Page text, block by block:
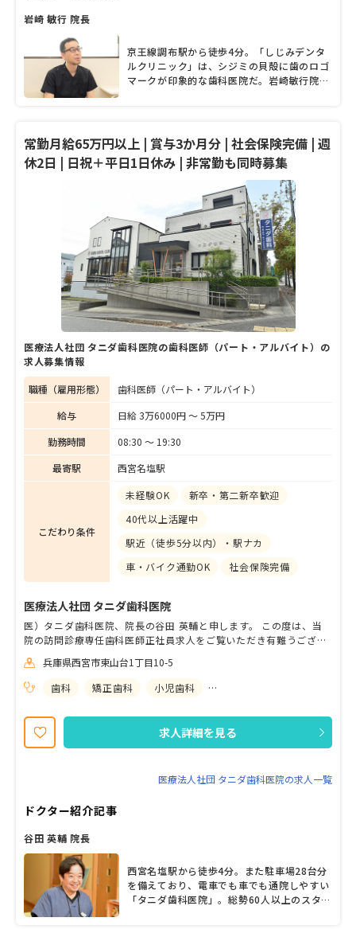
岩崎 敏行 院長
京王線調布駅から徒歩4分。「しじみデンタ
ルクリニック」は、シジミの貝殻に歯のロゴ
マークが印象的な歯科医院だ。岩崎敏行院長
父親の介護経験から、「介護が必要な人やそ
の家族の力になりたかった」と話す岩崎院
長。外来診療でも、障がい者や障がい児の患
者が増えているという。院内はバリアフリー
で、キッズスペースも充実。閉塞感を感じな
いような工夫もされている。立場の弱い人に
寄り添い、丁寧にコミュニケーションを取り
ながら、それぞれの必要に合わせて診療を行
ってきた同院。岩崎院長に、クリニックのこ
れまでと今後について話を聞いた。
常勤月給65万円以上 | 賞与3か月分 | 社会保険完備 | 週
休2日 | 日祝＋平日1日休み | 非常勤も同時募集
医療法人社団 タニダ歯科医院の歯科医師（パート・アルバイト）の
求人募集情報
職種（雇用形態）
歯科医師（パート・アルバイト）
給与
日給 3万6000円 〜 5万円
勤務時間
08:30 〜 19:30
最寄駅
西宮名塩駅
こだわり条件
未経験OK
新卒・第二新卒歓迎
40代以上活躍中
駅近（徒歩5分以内）・駅ナカ
車・バイク通勤OK
社会保険完備
医療法人社団 タニダ歯科医院
医）タニダ歯科医院、院長の谷田 英輔と申します。 この度は、当
院の訪問診療専任歯科医師正社員求人をご覧いただき有難うござい
月分支給（歯科医師求人では珍しい） ●週休2日制！ ●祝日の振替
診療無し ●社会保険・厚生年金完備
兵庫県西宮市東山台1丁目10-5
歯科
矯正歯科 小児歯科
求人詳細を見る
医療法人社団 タニダ歯科医院の求人一覧
ドクター紹介記事
谷田 英輔 院長
西宮名塩駅から徒歩4分。また駐車場28台分
を備えており、電車でも車でも通院しやすい
「タニダ歯科医院」。総勢60人以上のスタッ